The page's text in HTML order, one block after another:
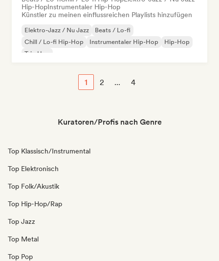
Hip-HopInstrumentaler Hip-Hop
Künstler zu meinen einflussreichen Playlists hinzufügen
Elektro-Jazz / Nu Jazz
Beats / Lo-fi
Chill / Lo-fi Hip-Hop
Instrumentaler Hip-Hop
Hip-Hop
Trip Hop
1 2 ... 4
Kuratoren/Profis nach Genre
Top Klassisch/Instrumental
Top Elektronisch
Top Folk/Akustik
Top Hip-Hop/Rap
Top Jazz
Top Metal
Top Pop